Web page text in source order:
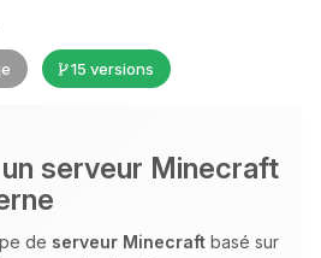
15 versions
serveur Minecraft
de serveur Minecraft basé sur